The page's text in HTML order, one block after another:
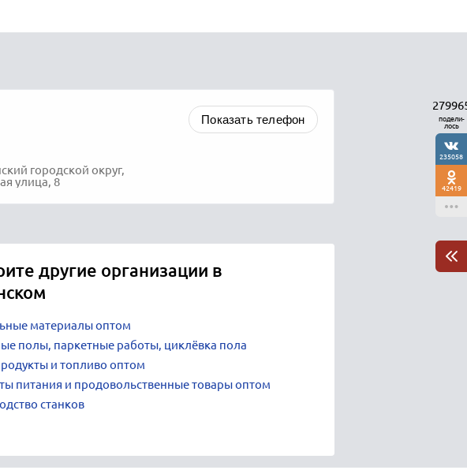
городской округ,
улица, 8
Показать телефон
другие организации в
материалы оптом
полы, паркетные работы, циклёвка пола
и топливо оптом
питания и продовольственные товары оптом
станков
подели-
лось
235058
42419